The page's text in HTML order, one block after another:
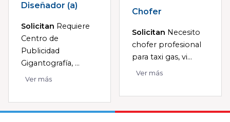
Diseñador (a)
Solicitan Requiere
Centro de
Publicidad
Gigantografía, ...
Ver más
Chofer
Solicitan Necesito
chofer profesional
para taxi gas, vi...
Ver más